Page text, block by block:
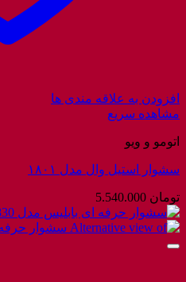
افزودن به علاقه مندی ها
مشاهده سریع
اتومو و ویو
سشوار استیل وال مدل ۱۸۰۱
تومان